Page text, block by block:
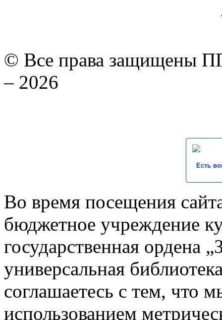
© Все права защищены
– 2026
Есть
Во время посещения
бюджетное учреждение
государственная ордена
универсальная
соглашаетесь с тем, что
использованием